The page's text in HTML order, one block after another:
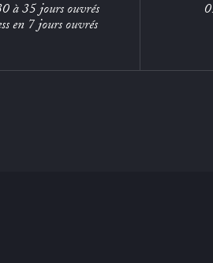
à 35 jours ouvrés
en 7 jours ouvrés